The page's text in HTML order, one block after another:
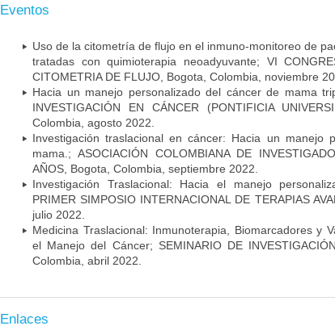
Eventos
Uso de la citometría de flujo en el inmuno-monitoreo de
tratadas con quimioterapia neoadyuvante; VI
CITOMETRIA DE FLUJO, Bogota, Colombia, noviembre
Hacia un manejo personalizado del cáncer de mama
INVESTIGACIÓN EN CÁNCER (PONTIFICIA
Colombia, agosto 2022.
Investigación traslacional en cáncer: Hacia un manejo
mama.; ASOCIACIÓN COLOMBIANA DE
AÑOS, Bogota, Colombia, septiembre 2022.
Investigación Traslacional: Hacia el manejo
PRIMER SIMPOSIO INTERNACIONAL DE TERAPIAS
julio 2022.
Medicina Traslacional: Inmunoterapia, Biomarcadores y
el Manejo del Cáncer; SEMINARIO DE
Colombia, abril 2022.
Enlaces